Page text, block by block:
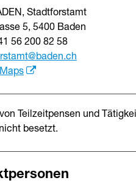
, Stadtforstamt
5, 5400 Baden
56 200 82 58
@baden.ch
Teilzeitpensen und
besetzt.